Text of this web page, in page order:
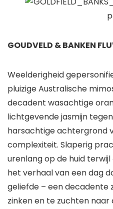
GOUDVELD & BANKEN
Weelderigheid
pluizige Australische
decadent wasachtige
lichtgevende jasmijn
harsachtige achtergrond
complexiteit. Slaperig
urenlang op de huid
het verhaal van een dag
geliefde – een decadente
zinken en te zuchten